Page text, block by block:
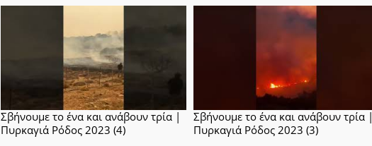
Σβήνουμε το ένα και ανάβουν τρία |
Πυρκαγιά Ρόδος 2023 (4)
Σβήνουμε το ένα και ανάβουν τρία |
Πυρκαγιά Ρόδος 2023 (3)